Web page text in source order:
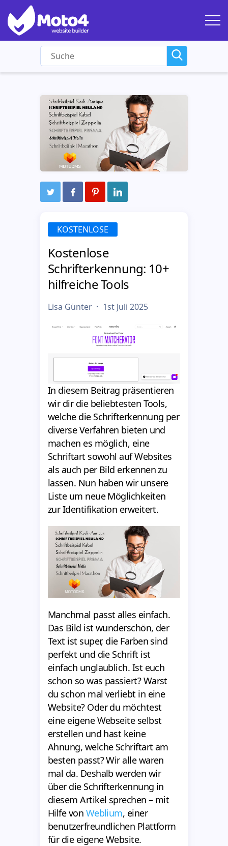
KOSTENLOSE
Kostenlose
Schrifterkennung: 10+
hilfreiche Tools
Lisa Günter 1st Juli 2025
In diesem Beitrag präsentieren
wir dir die beliebtesten Tools,
welche die Schrifterkennung per
diverse Verfahren bieten und
machen es möglich, eine
Schriftart sowohl auf Websites
als auch per Bild erkennen zu
lassen. Nun haben wir unsere
Liste um neue Möglichkeiten
zur Identifikation erweitert.
Manchmal passt alles einfach.
Das Bild ist wunderschön, der
Text ist super, die Farben sind
perfekt und die Schrift ist
einfach unglaublich. Ist euch
schon so was passiert? Warst
du schon mal verliebt in eine
Website? Oder du möchtest
eine eigene Webseite selbst
erstellen und hast keine
Ahnung, welche Schriftart am
besten passt? Wir alle waren
mal da. Deshalb werden wir
über die Schrifterkennung in
diesem Artikel sprechen – mit
Hilfe von Weblium, einer
benutzerfreundlichen Plattform
für die eigene Website.